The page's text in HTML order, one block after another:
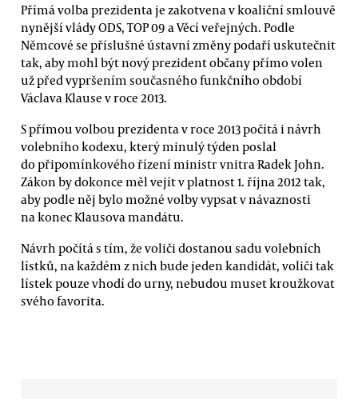
Přímá volba prezidenta je zakotvena v koaliční smlouvě
nynější vlády ODS, TOP 09 a Věcí veřejných. Podle
Němcové se příslušné ústavní změny podaří uskutečnit
tak, aby mohl být nový prezident občany přímo volen
už před vypršením současného funkčního období
Václava Klause v roce 2013.
S přímou volbou prezidenta v roce 2013 počítá i návrh
volebního kodexu, který minulý týden poslal
do připomínkového řízení ministr vnitra Radek John.
Zákon by dokonce měl vejít v platnost 1. října 2012 tak,
aby podle něj bylo možné volby vypsat v návaznosti
na konec Klausova mandátu.
Návrh počítá s tím, že voliči dostanou sadu volebních
lístků, na každém z nich bude jeden kandidát, voliči tak
lístek pouze vhodí do urny, nebudou muset kroužkovat
svého favorita.